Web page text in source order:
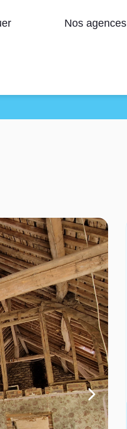
Nos agences